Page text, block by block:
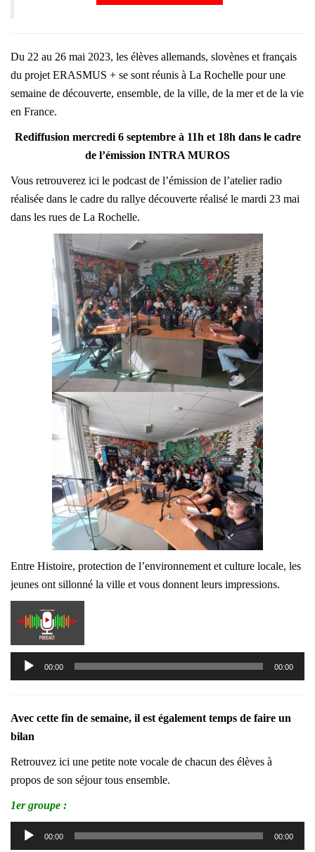
Du 22 au 26 mai 2023, les élèves allemands, slovènes et français
du projet ERASMUS + se sont réunis à La Rochelle pour une
semaine de découverte, ensemble, de la ville, de la mer et de la vie
en France.
Rediffusion mercredi 6 septembre à 11h et 18h dans le cadre
de l’émission INTRA MUROS
Vous retrouverez ici le podcast de l’émission de l’atelier radio
réalisée dans le cadre du rallye découverte réalisé le mardi 23 mai
dans les rues de La Rochelle.
Entre Histoire, protection de l’environnement et culture locale, les
jeunes ont sillonné la ville et vous donnent leurs impressions.
Lecteur
audio
00:00 00:00
Avec cette fin de semaine, il est également temps de faire un
bilan
Retrouvez ici une petite note vocale de chacun des élèves à
propos de son séjour tous ensemble.
1er groupe :
Lecteur
audio
00:00 00:00